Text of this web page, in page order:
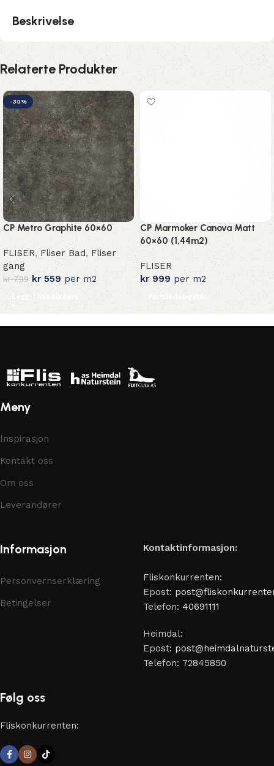
Beskrivelse
Relaterte Produkter
-30%
CP Metro Graphite 60×60
FLISER,Fliser Bad, Fliser
gang
kr799 kr559 per m2
Legg i handlekurv
CP Marmoker Canova Matt
60×60 (1,44m2)
FLISER
kr999 per m2
Forhåndsbestill
Meny
Inspirasjon
Kontakt oss
Om oss
Leverandører
Informasjon
Personvernserklæring
Betingelser
Kontaktinformasjon:
Fliskonkurrenten:
Epost:
Telefon: 40691111
Heimdal:
Epost:
Telefon: 72845850
Følg oss
Fliskonkurrenten: